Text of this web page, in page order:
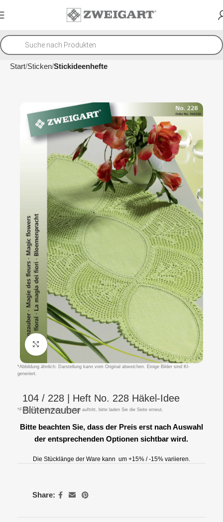
Start Sticken Stickideenhefte
Klicken um zu vergrößern
*Abbildung ähnlich: Darstellung kann vom Original abweichen. Einige Bilder sind KI-
generiert.
104 / 228 | Heft No. 228 Häkel-Idee
Blütenzauber
*Falls eine fehlerhafte Anzeige auftritt, bitte laden Sie die Seite erneut.
Bitte beachten Sie, dass der Preis erst nach Auswahl
der entsprechenden Optionen sichtbar wird.
Die Stücklänge der Ware kann um +15% / -15% variieren.
Share: